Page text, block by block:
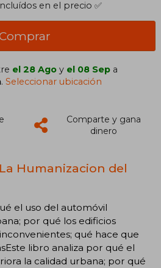
en el precio ✅
el 28 Ago y el 08 Sep a
.Seleccionar ubicación
Comparte y gana
dinero
Humanizacion del
el uso del automóvil
por qué los edificios
qué hace que
libro analiza por qué el
la calidad urbana; por qué